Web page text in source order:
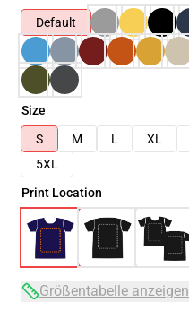
Default
Size
S
M L XL
5XL
Print Location
Größentabelle anzeigen